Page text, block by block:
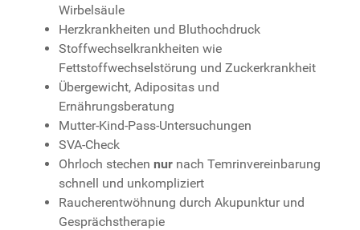
Wirbelsäule
Herzkrankheiten und Bluthochdruck
Stoffwechselkrankheiten wie
Fettstoffwechselstörung und Zuckerkrankheit
Übergewicht, Adipositas und
Ernährungsberatung
Mutter-Kind-Pass-Untersuchungen
SVA-Check
Ohrloch stechen nur nach Temrinvereinbarung
schnell und unkompliziert
Raucherentwöhnung durch Akupunktur und
Gesprächstherapie